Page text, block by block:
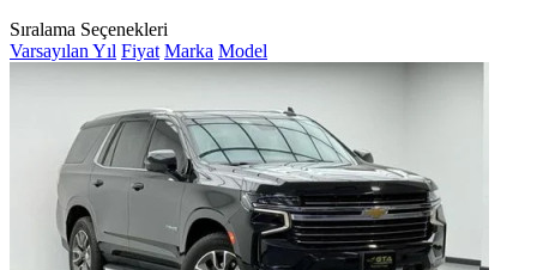
Sıralama Seçenekleri
Varsayılan Yıl Fiyat Marka Model